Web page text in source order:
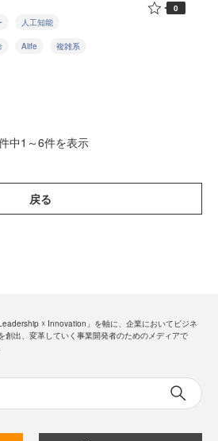
人工知能
Alife 複雑系
0
中1～6件を表示
戻る
Leadership ☓ Innovation」を軸に、企業においてビジネ
創出、変革していく事業開発者のためのメディアで